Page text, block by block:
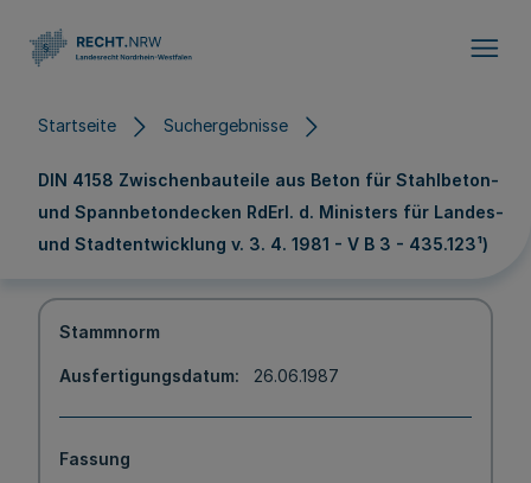
Startseite Suchergebnisse
DIN 4158 Zwischenbauteile aus Beton für Stahlbeton-
und Spannbetondecken RdErl. d. Ministers für Landes-
und Stadtentwicklung v. 3. 4. 1981 - V B 3 - 435.123¹)
Stammnorm
Ausfertigungsdatum 26.06.1987
Fassung